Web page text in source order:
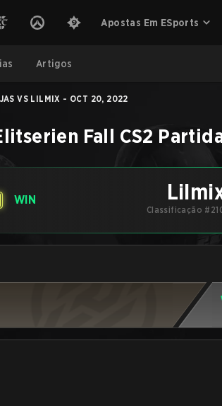
Apostas Em ESports
Artigos
VS LILMIX - OCT 20, 2022
Fall CS2
WIN
Classificação